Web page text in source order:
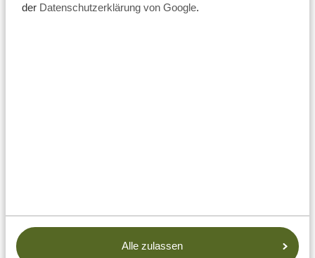
der Datenschutzerklärung von Google.
Alle zulassen
Antwort innerhalb von 24 Stunden
Wir kümmern uns um alles